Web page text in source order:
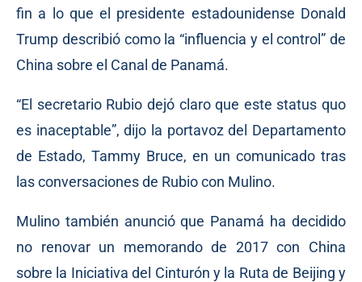
fin a lo que el presidente estadounidense Donald
Trump describió como la “influencia y el control” de
China sobre el Canal de Panamá.
“El secretario Rubio dejó claro que este status quo
es inaceptable”, dijo la portavoz del Departamento
de Estado, Tammy Bruce, en un comunicado tras
las conversaciones de Rubio con Mulino.
Mulino también anunció que Panamá ha decidido
no renovar un memorando de 2017 con China
sobre la Iniciativa del Cinturón y la Ruta de Beijing y